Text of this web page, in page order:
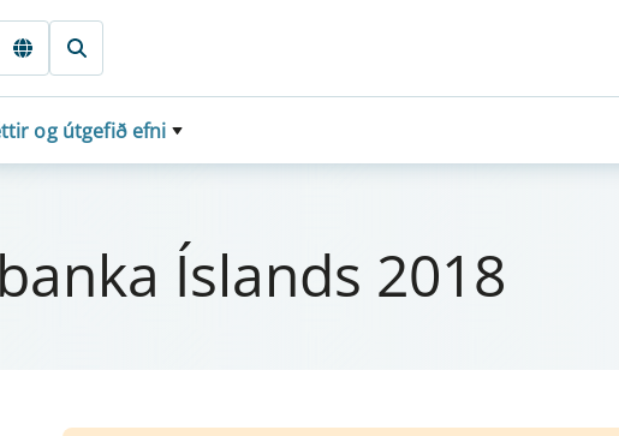
og útgefið efni
Íslands 2018